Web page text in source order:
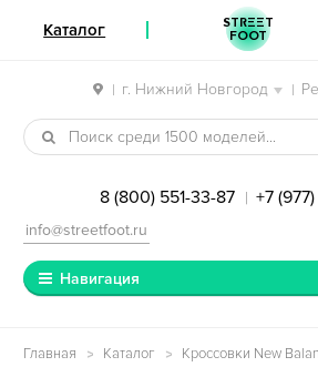
| г. Нижний Новгород |
Перейти к навигации
Перейти к содержимому
8 (800) 551-33-87 | +7
info@streetfoot.ru
Навигация
Главная Каталог Кроссовки New
Каталог STREET
FOOT